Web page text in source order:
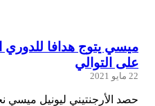
ميسي يتوج هدافا للدوري
على التوالي
22 مايو 2021
حصد الأرجنتيني ليونيل ميسي